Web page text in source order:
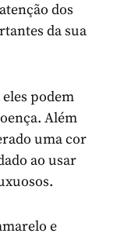
dos
da sua
podem
Além
uma cor
ao usar
e